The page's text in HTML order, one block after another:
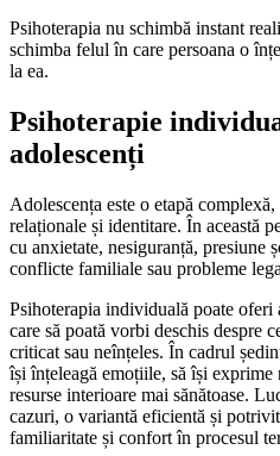
Psihoterapia nu schimbă instant
schimba felul în care persoana o
la ea.
Psihoterapie
adolescenți
Adolescența este o etapă
relaționale și identitare. În această
cu anxietate, nesiguranță, presiune
conflicte familiale sau probleme
Psihoterapia individuală poate
care să poată vorbi deschis despre
criticat sau neînțeles. În cadrul
își înțeleagă emoțiile, să își
resurse interioare mai sănătoase.
cazuri, o variantă eficientă și
familiaritate și confort în procesul